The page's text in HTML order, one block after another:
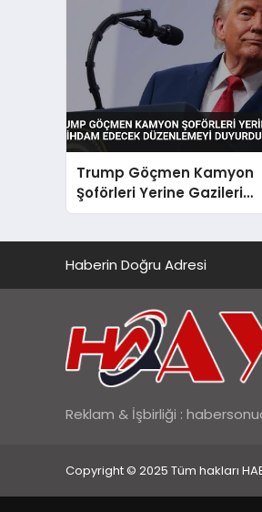
Trump Göçmen Kamyon
Şoförleri Yerine Gazileri
İstihdam Edecek
Haberin Doğru Adresi
Reklam & İşbirliği :
Copyright © 2025 Tüm hakları